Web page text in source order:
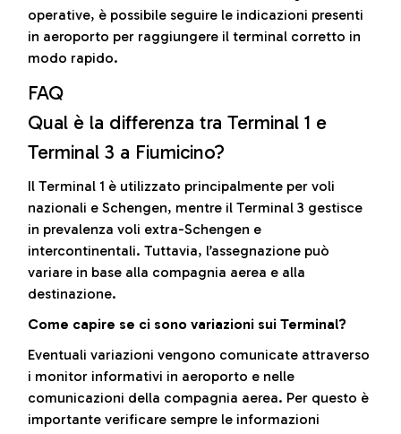
operative, è possibile seguire le indicazioni presenti
in aeroporto per raggiungere il terminal corretto in
modo rapido.
FAQ
Qual è la differenza tra Terminal 1 e
Terminal 3 a Fiumicino?
Il Terminal 1 è utilizzato principalmente per voli
nazionali e Schengen, mentre il Terminal 3 gestisce
in prevalenza voli extra-Schengen e
intercontinentali. Tuttavia, l’assegnazione può
variare in base alla compagnia aerea e alla
destinazione.
Come capire se ci sono variazioni sui Terminal?
Eventuali variazioni vengono comunicate attraverso
i monitor informativi in aeroporto e nelle
comunicazioni della compagnia aerea. Per questo è
importante verificare sempre le informazioni